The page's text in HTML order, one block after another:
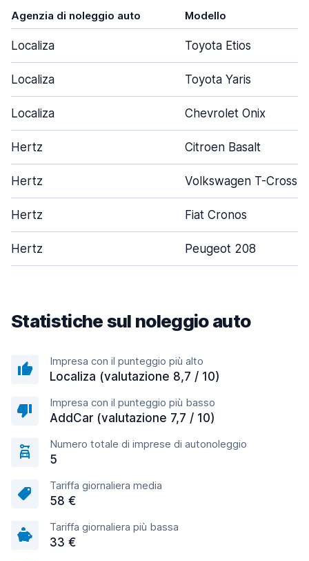
Agenzia di noleggio auto Modello
Localiza Toyota Etios
Localiza Toyota Yaris
Localiza Chevrolet Onix
Hertz Citroen Basalt
Hertz Volkswagen T-Cross
Hertz Fiat Cronos
Hertz Peugeot 208
Statistiche sul noleggio auto
Impresa con il punteggio più alto
Localiza (valutazione 8,7 / 10)
Impresa con il punteggio più basso
AddCar (valutazione 7,7 / 10)
Numero totale di imprese di autonoleggio
5
Tariffa giornaliera media
58 €
Tariffa giornaliera più bassa
33 €